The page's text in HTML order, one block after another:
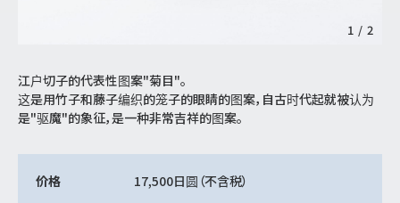
1 / 2
江户切子的代表性图案"菊目"。
这是用竹子和藤子编织的笼子的眼睛的图案，自古时代起就被认为
是"驱魔"的象征，是一种非常吉祥的图案。
价格 17,500日圆 （不含税）